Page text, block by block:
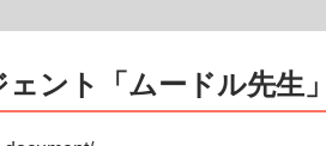
ント「ムードル先生